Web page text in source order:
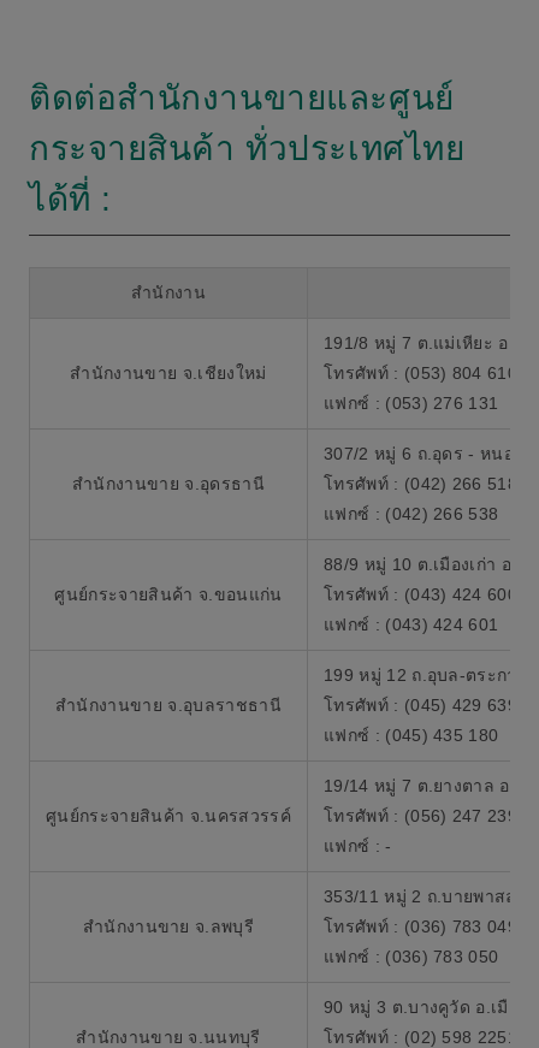
ติดต่อสำนักงานขายและศูนย์
กระจายสินค้า ทั่วประเทศไทย
ได้ที่ :
สำนักงาน
สำนักงานขาย จ.เชียงใหม่
191/8 หมู่ 7 ต.แม่เหียะ อ.เมื
โทรศัพท์ : (053) 804 610
แฟกซ์ : (053) 276 131
สำนักงานขาย จ.อุดรธานี
307/2 หมู่ 6 ถ.อุดร - หนอง
โทรศัพท์ : (042) 266 518
แฟกซ์ : (042) 266 538
ศูนย์กระจายสินค้า จ.ขอนแก่น
88/9 หมู่ 10 ต.เมืองเก่า อ.
โทรศัพท์ : (043) 424 600
แฟกซ์ : (043) 424 601
สำนักงานขาย จ.อุบลราชธานี
199 หมู่ 12 ถ.อุบล-ตระการ
โทรศัพท์ : (045) 429 639
แฟกซ์ : (045) 435 180
ศูนย์กระจายสินค้า จ.นครสวรรค์
19/14 หมู่ 7 ต.ยางตาล อ.โ
โทรศัพท์ : (056) 247 239
แฟกซ์ : -
สำนักงานขาย จ.ลพบุรี
353/11 หมู่ 2 ถ.บายพาสลพ
โทรศัพท์ : (036) 783 049
แฟกซ์ : (036) 783 050
สำนักงานขาย จ.นนทบุรี
90 หมู่ 3 ต.บางคูวัด อ.เมือ
โทรศัพท์ : (02) 598 2251-2